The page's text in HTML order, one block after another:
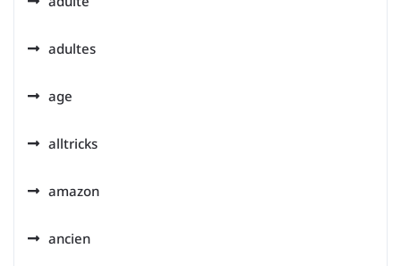
adultes
age
alltricks
amazon
ancien